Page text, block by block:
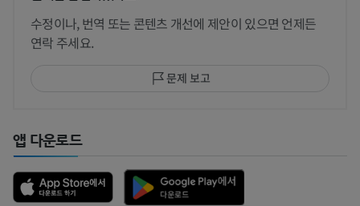
수정이나, 번역 또는 콘텐츠 개선에 제안이 있으면 언제든
연락 주세요.
문제 보고
앱 다운로드